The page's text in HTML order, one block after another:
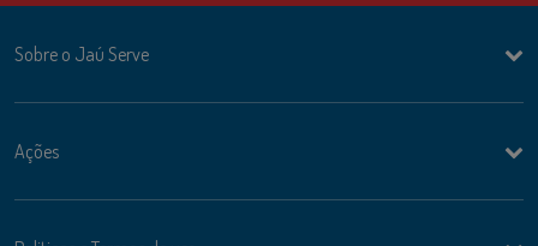
Sobre o Jaú Serve
Ações